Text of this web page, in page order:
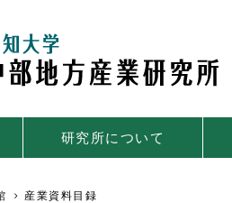
研究所について
産業資料目録